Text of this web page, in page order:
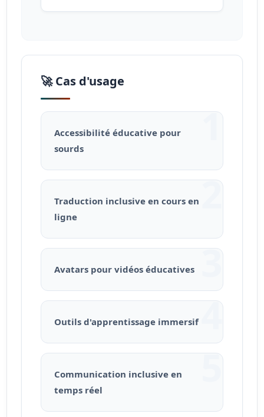
🚀 Cas d'usage
1
Accessibilité éducative pour
sourds
2
Traduction inclusive en cours en
ligne
3
Avatars pour vidéos éducatives
4
Outils d'apprentissage immersif
5
Communication inclusive en
temps réel